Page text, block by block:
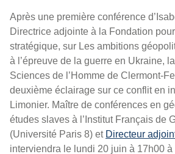
Après une première conférence
Directrice adjointe à la Fondation
stratégique, sur Les ambitions
à l’épreuve de la guerre en Ukraine,
Sciences de l’Homme de Clermont-
deuxième éclairage sur ce conflit en
Limonier. Maître de conférences en
études slaves à l’Institut Français de
(Université Paris 8) et Directeur
interviendra le lundi 20 juin à 17h00